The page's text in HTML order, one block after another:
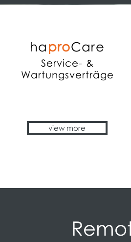
haproCare
Service- &
Wartungsverträge
view more